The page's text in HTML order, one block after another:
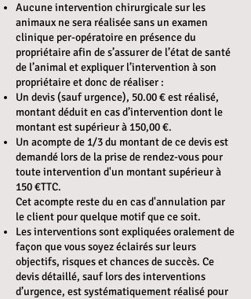
Aucune intervention chirurgicale sur les
animaux ne sera réalisée sans un examen
clinique per-opératoire en présence du
propriétaire afin de s’assurer de l’état de santé
de l’animal et expliquer l’intervention à son
propriétaire et donc de réaliser :
Un devis (sauf urgence), 50.00 € est réalisé,
montant déduit en cas d’intervention dont le
montant est supérieur à 150,00 €.
Un acompte de 1/3 du montant de ce devis est
demandé lors de la prise de rendez-vous pour
toute intervention d'un montant supérieur à
150 €TTC.
Cet acompte reste du en cas d'annulation par
le client pour quelque motif que ce soit.
Les interventions sont expliquées oralement de
façon que vous soyez éclairés sur leurs
objectifs, risques et chances de succès. Ce
devis détaillé, sauf lors des interventions
d’urgence, est systématiquement réalisé pour